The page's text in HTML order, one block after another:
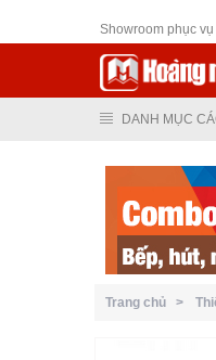
Showroom phục
DANH MỤC
Trang chủ >